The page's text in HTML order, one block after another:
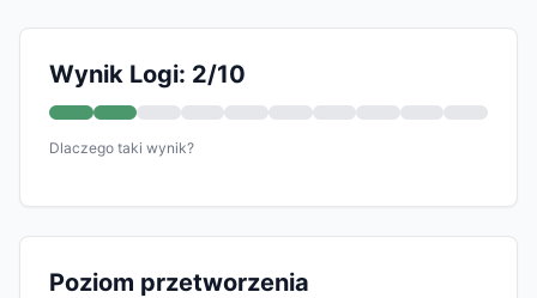
Wynik Logi: 2/10
Dlaczego taki wynik?
Poziom przetworzenia